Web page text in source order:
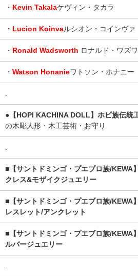
・ Kevin Takalaケヴィン・タカラ
・ Lucion Koinvaルシオン・コインヴァ
・ Ronald Wadsworth ロナルド・ワズ
・ Watson Honanieワトソン・ホナニー
.
●【HOPI KACHINA DOLL】ホピ族伝統
の木彫人形・木工芸術・お守り
.
■【サントドミンゴ・プエブロ族/KEWA
クレス&モザイクジュエリー
■【サントドミンゴ・プエブロ族/KEWA
レスレット/アンクレット
■【サントドミンゴ・プエブロ族/KEWA
ルバージュエリー
.